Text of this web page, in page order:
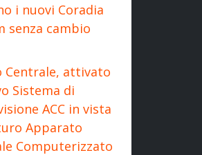
i nuovi Coradia
senza cambio
Centrale, attivato
Sistema di
ACC in vista
Apparato
Computerizzato